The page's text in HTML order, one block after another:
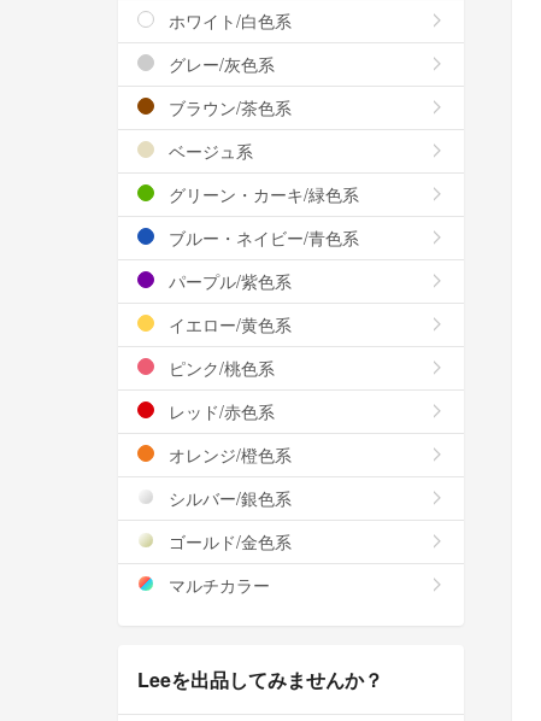
ホワイト/白色系
グレー/灰色系
ブラウン/茶色系
ベージュ系
グリーン・カーキ/緑色系
ブルー・ネイビー/青色系
パープル/紫色系
イエロー/黄色系
ピンク/桃色系
レッド/赤色系
オレンジ/橙色系
シルバー/銀色系
ゴールド/金色系
マルチカラー
Leeを出品してみませんか？